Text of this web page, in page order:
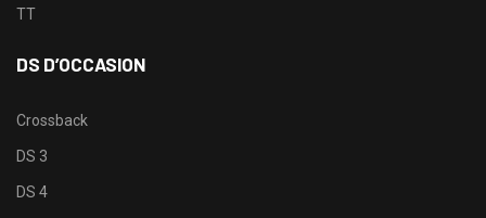
TT
DS D’OCCASION
Crossback
DS 3
DS 4